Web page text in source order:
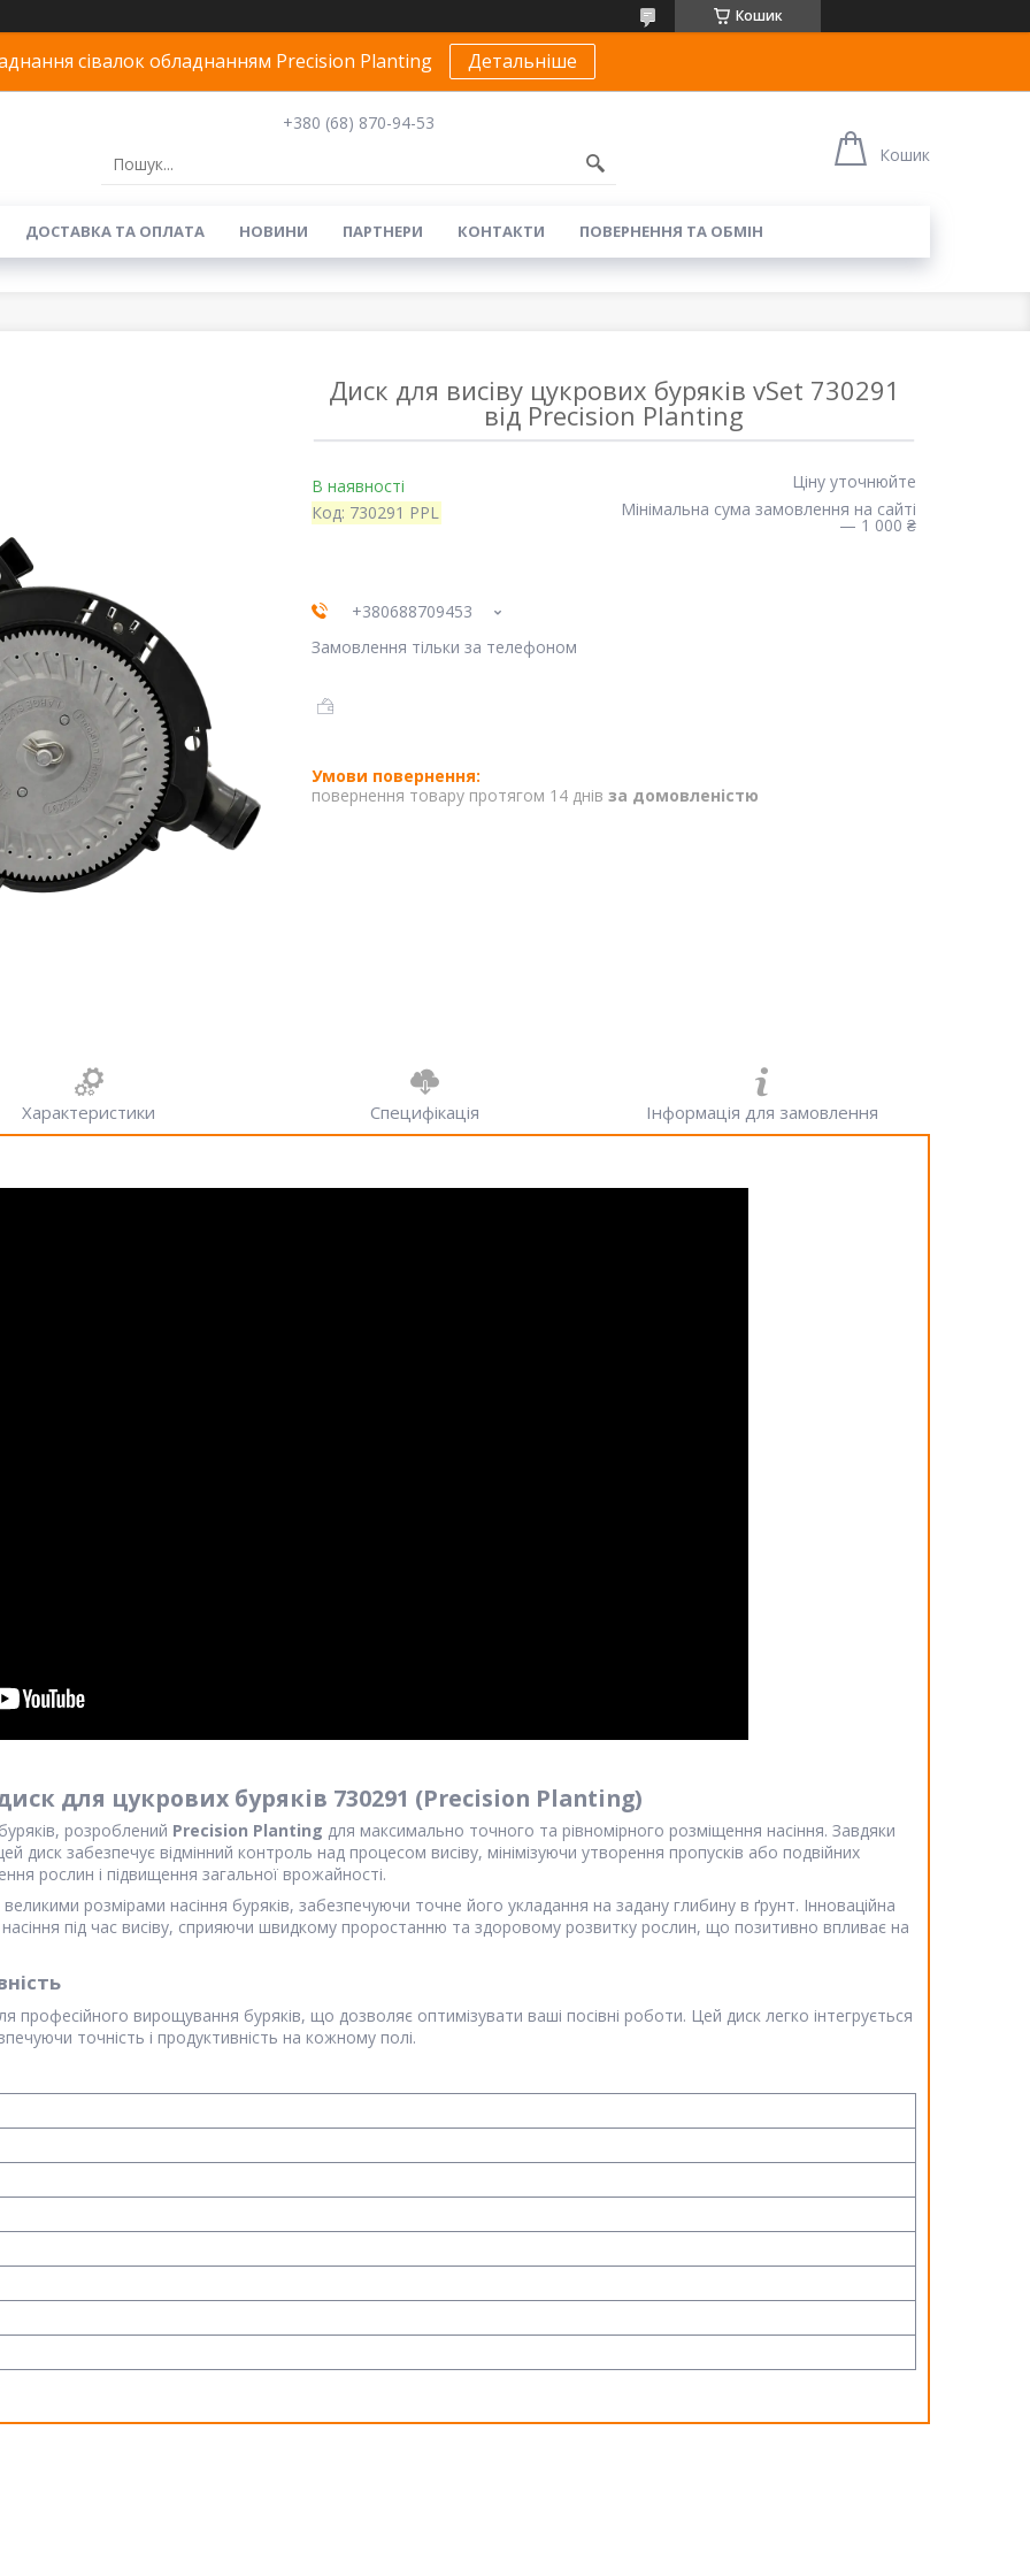
Кошик
сівалок обладнанням Precision Planting Детальніше
+380 (68) 870-94-53
Кошик
ДОСТАВКА ТА ОПЛАТА НОВИНИ ПАРТНЕРИ КОНТАКТИ ПОВЕРНЕННЯ ТА ОБМІН
Диск для висіву цукрових буряків vSet 730291
від Precision Planting
В наявності
Код: 730291 PPL
Ціну уточнюйте
Мінімальна сума замовлення на сайті
— 1 000 ₴
+380688709453
Замовлення тільки за телефоном
повернення товару протягом 14 днів за домовленістю
Характеристики Специфікація Інформація для замовлення
для цукрових буряків 730291 (Precision Planting)
розроблений Precision Planting для максимально точного та рівномірного розміщення насіння. Завдяки
диск забезпечує відмінний контроль над процесом висіву, мінімізуючи утворення пропусків або подвійних
рослин і підвищення загальної врожайності.
розмірами насіння буряків, забезпечуючи точне його укладання на задану глибину в ґрунт. Інноваційна
під час висіву, сприяючи швидкому проростанню та здоровому розвитку рослин, що позитивно впливає на
професійного вирощування буряків, що дозволяє оптимізувати ваші посівні роботи. Цей диск легко інтегрується
точність і продуктивність на кожному полі.